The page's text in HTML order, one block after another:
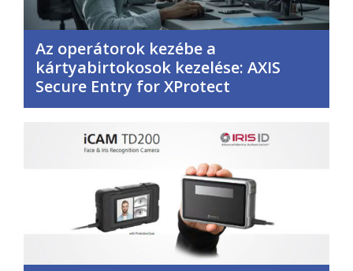
Az operátorok kezébe a
kártyabirtokosok kezelése: AXIS
Secure Entry for XProtect